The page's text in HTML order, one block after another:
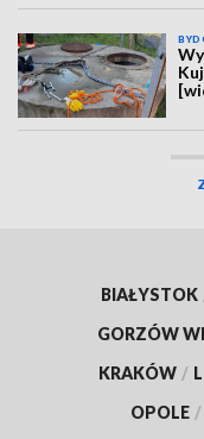
BIAŁYSTOK
GORZÓW
KRAKÓW /
OPOLE /